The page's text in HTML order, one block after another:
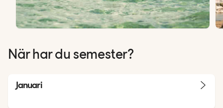
När har du semester?
Januari